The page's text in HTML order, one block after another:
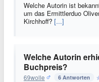
Welche Autorin ist
um das Ermittlerduo
Kirchhoff? [...]
Welche Autorin
Buchpreis?
69wolle 6 Antworten